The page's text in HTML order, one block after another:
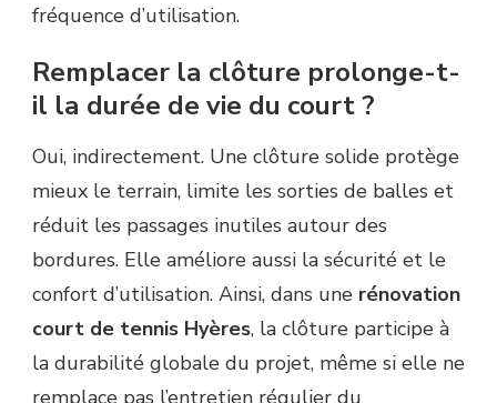
fréquence d’utilisation.
Remplacer la clôture prolonge-t-
il la durée de vie du court ?
Oui, indirectement. Une clôture solide protège
mieux le terrain, limite les sorties de balles et
réduit les passages inutiles autour des
bordures. Elle améliore aussi la sécurité et le
confort d’utilisation. Ainsi, dans une rénovation
court de tennis Hyères, la clôture participe à
la durabilité globale du projet, même si elle ne
remplace pas l’entretien régulier du